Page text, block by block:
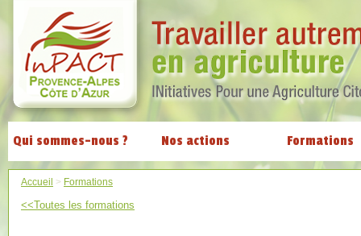
Qui sommes-nous ? Nos actions Formations
Accueil > Formations
<<Toutes les formations